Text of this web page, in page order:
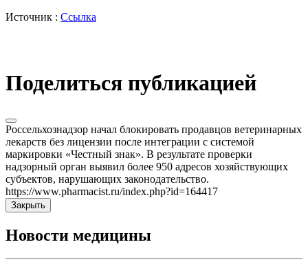
Источник : Ссылка
Поделиться публикацией
Россельхознадзор начал блокировать продавцов ветеринарных
лекарств без лицензии после интеграции с системой
маркировки «Честный знак». В результате проверки
надзорный орган выявил более 950 адресов хозяйствующих
субъектов, нарушающих законодательство.
https://www.pharmacist.ru/index.php?id=164417
Закрыть
Новости медицины